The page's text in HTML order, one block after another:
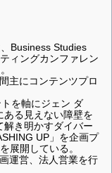
Business Studies
ィングカンファレン
主にコンテンツプロ
を軸にジェン ダ
ある見えない障壁を
解き明かすダイバー
UP」を企画プ
展開している。
運営、法人営業を行